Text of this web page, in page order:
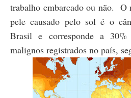
trabalho embarcado ou não. O
pele causado pelo solé o
Brasil e corresponde a
malignos registrados no país,